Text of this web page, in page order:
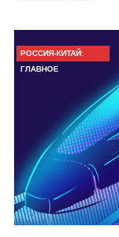
РОССИЯ-КИТАЙ:
ГЛАВНОЕ